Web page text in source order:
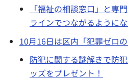
「福祉の相談窓口」と専
ラインでつながるように
10月16日は区内「犯罪ゼロ
防犯に関する謎解きで防
ッズをプレゼント！